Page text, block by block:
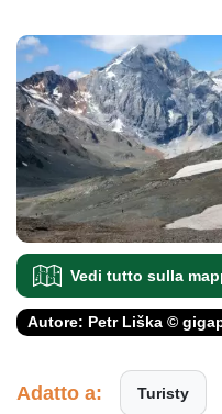
Vedi tutto sulla
Autore: Petr Liška ©
Adatto a: Turisty